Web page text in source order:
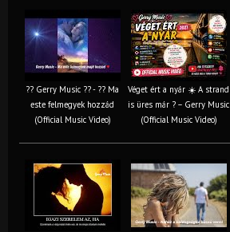
?? Gerry Music ?? - ?? Ma
este felmegyek hozzád
(Official Music Video)
Véget ért a nyár ☀️ A strand
is üres már ? – Gerry Music
(Official Music Video)